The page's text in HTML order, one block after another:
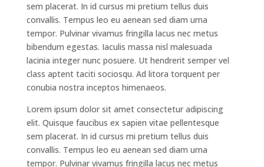
sem placerat. In id cursus mi pretium tellus duis
convallis. Tempus leo eu aenean sed diam urna
tempor. Pulvinar vivamus fringilla lacus nec metus
bibendum egestas. Iaculis massa nisl malesuada
lacinia integer nunc posuere. Ut hendrerit semper vel
class aptent taciti sociosqu. Ad litora torquent per
conubia nostra inceptos himenaeos.
Lorem ipsum dolor sit amet consectetur adipiscing
elit. Quisque faucibus ex sapien vitae pellentesque
sem placerat. In id cursus mi pretium tellus duis
convallis. Tempus leo eu aenean sed diam urna
tempor. Pulvinar vivamus fringilla lacus nec metus